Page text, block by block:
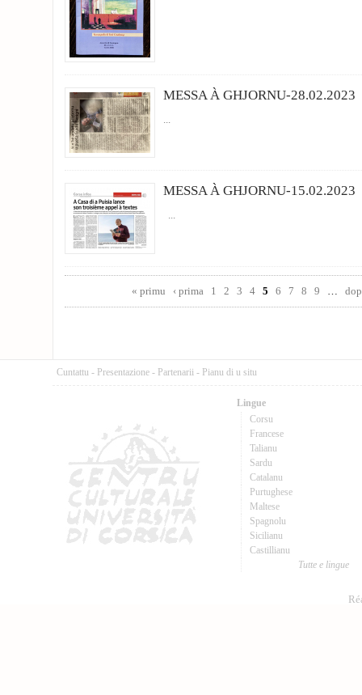
MESSA À GHJORNU-28.02.2023
...
MESSA À GHJORNU-15.02.2023
...
« primu
‹ prima 1 2 3 4 5 6 7 8 9 …
Cuntattu - Presentazione - Partenarii - Pianu di u situ
Lingue
Corsu
Francese
Talianu
Sardu
Catalanu
Purtughese
Maltese
Spagnolu
Sicilianu
Castillianu
Tutte e lingue